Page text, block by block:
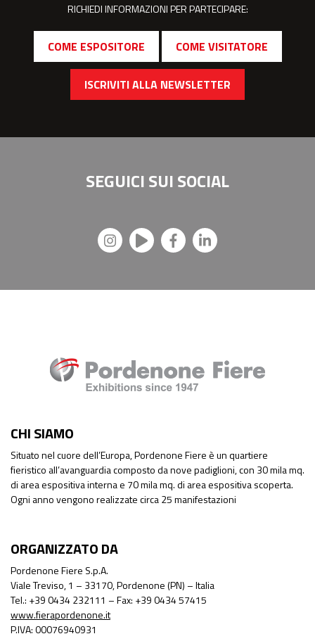
RICHIEDI INFORMAZIONI PER PARTECIPARE:
COME ESPOSITORE COME VISITATORE
ISCRIVITI ALLA NEWSLETTER
SEGUICI SUISOCIAL
CHI SIAMO
Situato nel cuore dell’Europa, Pordenone Fiere è un quartiere
fieristico all’avanguardia composto da nove padiglioni, con 30 mila mq.
di area espositiva interna e 70 mila mq. di area espositiva scoperta.
Ogni anno vengono realizzate circa 25 manifestazioni
ORGANIZZATO DA
Pordenone Fiere S.p.A.
Viale Treviso, 1 – 33170, Pordenone (PN) – Italia
Tel.: +39 0434 232111 – Fax: +39 0434 57415
www.fierapordenone.it
P.IVA: 00076940931